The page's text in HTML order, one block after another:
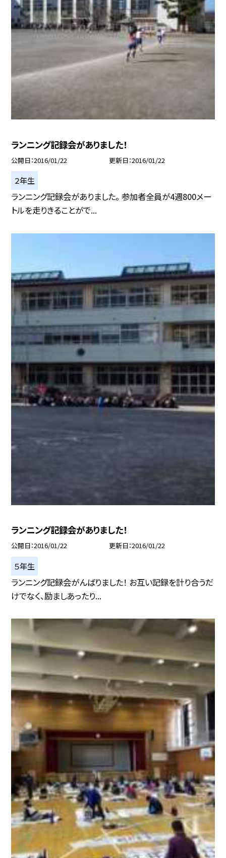
ランニング記録会がありました！
公開日 2016/01/22 更新日 2016/01/22
２年生
ランニング記録会がありました。 参加者全員が4週800メー
トルを走りきることがで...
ランニング記録会がありました！
公開日 2016/01/22 更新日 2016/01/22
５年生
ランニング記録会がんばりました！ お互い記録を計り合うだ
けでなく、励ましあったり...